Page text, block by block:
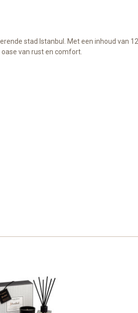
stad Istanbul. Met een inhoud van
van rust en comfort.